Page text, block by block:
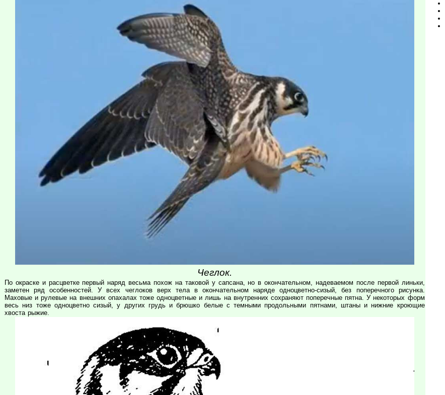
Чеглок.
По окраске и расцветке первый наряд весьма похож на таковой у сапсана, но в окончательном, надеваемом после первой линьки,
заметен ряд особенностей. У всех чеглоков верх тела в окончательном наряде одноцветно-сизый, без поперечного рисунка.
Маховые и рулевые на внешних опахалах тоже одноцветные и лишь на внутренних сохраняют поперечные пятна. У некоторых форм
весь низ тоже одноцветно сизый, у других грудь и брюшко белые с темными продольными пятнами, штаны и нижние кроющие
хвоста рыжие.